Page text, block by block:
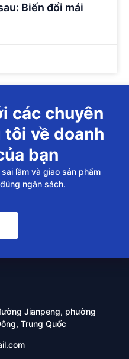
Biến đổi mái
các chuyên
tôi về doanh
bạn
lầm và giao sản phẩm
ngân sách.
Jianpeng, phường
Trung Quốc